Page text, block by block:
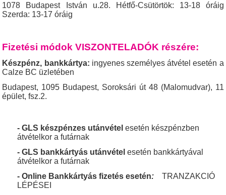
1078 Budapest
István u.28.
Hétfő-Csütörtök: 13-18 óráig
Szerda: 13-17 óráig
Fizetési módok VISZONTELADÓK részére:
Készpénz, bankkártya: ingyenes személyes átvétel esetén a
Calze BC üzletében
Budapest, 1095 Budapest, Soroksári út 48 (Malomudvar), 11
épület, fsz.2.
- GLS készpénzes utánvétel esetén készpénzben
átvételkor a futárnak
- GLS bankkártyás utánvétel esetén bankkártyával
átvételkor a futárnak
- Online Bankkártyás fizetés esetén:
TRANZAKCIÓ
LÉPÉSEI